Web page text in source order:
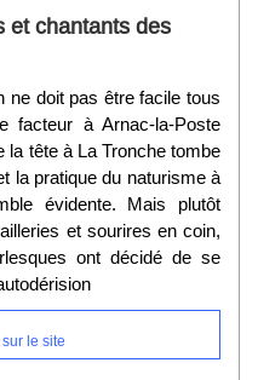
et chantants des
ne doit pas être facile tous
facteur à Arnac-la-Poste
la tête à La Tronche tombe
la pratique du naturisme à
évidente. Mais plutôt
et sourires en coin,
ont décidé de se
le site